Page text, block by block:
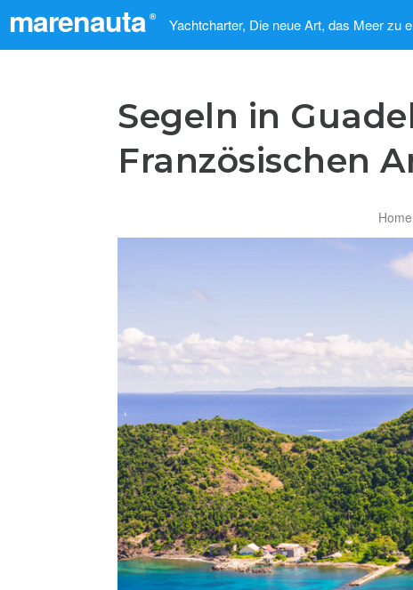
marenauta ® Yachtcharter, Die neue Art, das Meer zu
Segeln in
Französischen
Home